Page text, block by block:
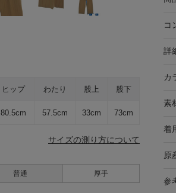
ヒップ わたり 股上 股下
80.5cm 57.5cm 33cm 73cm
サイズの測り方について
普通 厚手
コ
詳
カ
素
着
原
参